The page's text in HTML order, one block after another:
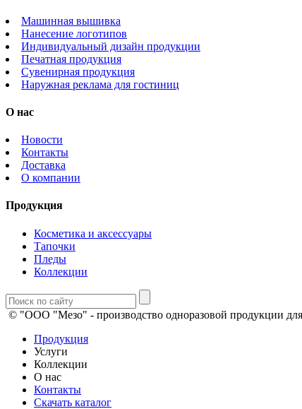
Машинная вышивка
Нанесение логотипов
Индивидуальный дизайн продукции
Печатная продукция
Сувенирная продукция
Наружная реклама для гостиниц
О нас
Новости
Контакты
Доставка
О компании
Продукция
Косметика и аксессуары
Тапочки
Пледы
Коллекции
© "ООО "Мезо" - производство одноразовой продукции
Продукция
Услуги
Коллекции
О нас
Контакты
Скачать каталог